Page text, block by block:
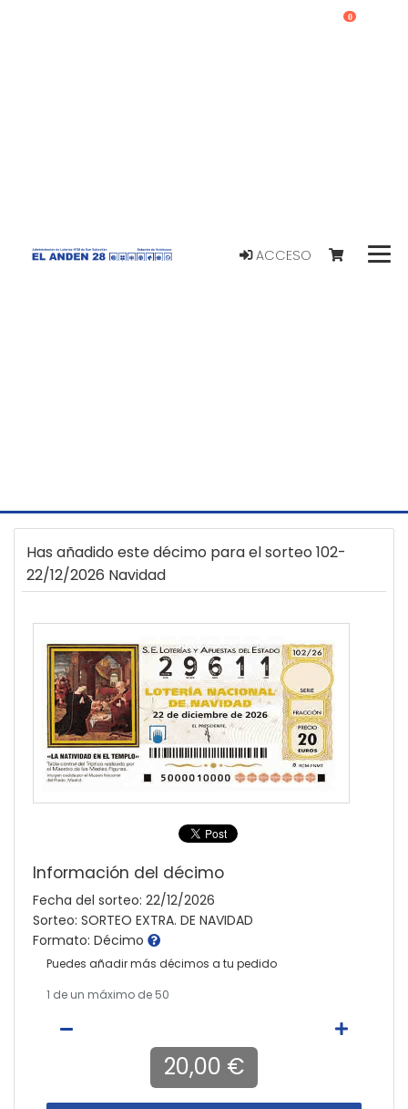
ACCESO
0
Has añadido este décimo para el sorteo 102-
22/12/2026 Navidad
Información del décimo
Fecha del sorteo: 22/12/2026
Sorteo: SORTEO EXTRA. DE NAVIDAD
Formato: Décimo
Puedes añadir más décimos a tu pedido
1 de un máximo de 50
20,00 €